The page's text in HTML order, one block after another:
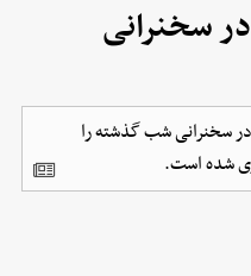
سخنرانی
سخنرانی شب گذشته را
شده است.